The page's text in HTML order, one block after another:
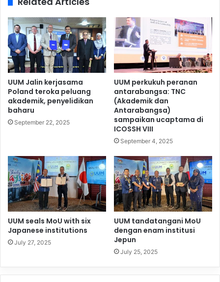
UUM Jalin kerjasama
Poland teroka peluang
akademik, penyelidikan
baharu
September 22, 2025
UUM perkukuh peranan
antarabangsa: TNC
(Akademik dan
Antarabangsa)
sampaikan ucaptama di
ICOSSH VIII
September 4, 2025
UUM seals MoU with six
Japanese institutions
July 27, 2025
UUM tandatangani MoU
dengan enam institusi
Jepun
July 25, 2025